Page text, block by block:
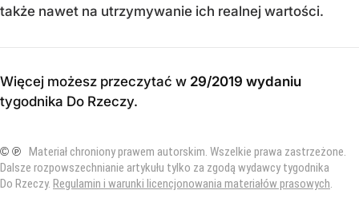
także nawet na utrzymywanie ich realnej wartości.
Więcej możesz przeczytać w 29/2019 wydaniu
tygodnika Do Rzeczy.
© ℗ Materiał chroniony prawem autorskim. Wszelkie prawa zastrzeżone.
Dalsze rozpowszechnianie artykułu tylko za zgodą wydawcy tygodnika
Do Rzeczy. Regulamin i warunki licencjonowania materiałów prasowych